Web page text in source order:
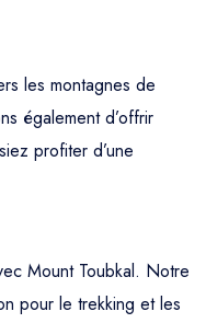
les montagnes de
également d’offrir
profiter d’une
Mount Toubkal. Notre
pour le trekking et les